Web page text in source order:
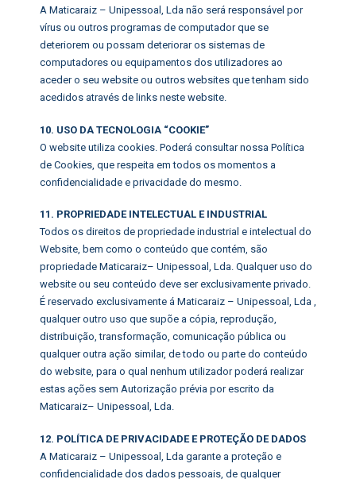
A Maticaraiz – Unipessoal, Lda não será responsável por
vírus ou outros programas de computador que se
deteriorem ou possam deteriorar os sistemas de
computadores ou equipamentos dos utilizadores ao
aceder o seu website ou outros websites que tenham sido
acedidos através de links neste website.
10. USO DA TECNOLOGIA “COOKIE”
O website utiliza cookies. Poderá consultar nossa Política
de Cookies, que respeita em todos os momentos a
confidencialidade e privacidade do mesmo.
11. PROPRIEDADE INTELECTUAL E INDUSTRIAL
Todos os direitos de propriedade industrial e intelectual do
Website, bem como o conteúdo que contém, são
propriedade Maticaraiz– Unipessoal, Lda. Qualquer uso do
website ou seu conteúdo deve ser exclusivamente privado.
É reservado exclusivamente á Maticaraiz – Unipessoal, Lda ,
qualquer outro uso que supõe a cópia, reprodução,
distribuição, transformação, comunicação pública ou
qualquer outra ação similar, de todo ou parte do conteúdo
do website, para o qual nenhum utilizador poderá realizar
estas ações sem Autorização prévia por escrito da
Maticaraiz– Unipessoal, Lda.
12. POLÍTICA DE PRIVACIDADE E PROTEÇÃO DE DADOS
A Maticaraiz – Unipessoal, Lda garante a proteção e
confidencialidade dos dados pessoais, de qualquer